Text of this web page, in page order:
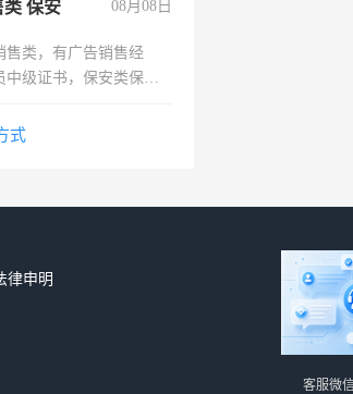
保安 08月08日
售类，有广告销售经
中级证书，保安类保安
十几年工作经验
式
律申明
客服微